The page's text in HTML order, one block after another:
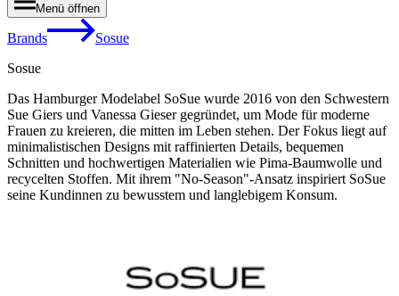
Menü öffnen
Brands
Sosue
Sosue
Das Hamburger Modelabel SoSue wurde 2016 von den Schwestern
Sue Giers und Vanessa Gieser gegründet, um Mode für moderne
Frauen zu kreieren, die mitten im Leben stehen. Der Fokus liegt auf
minimalistischen Designs mit raffinierten Details, bequemen
Schnitten und hochwertigen Materialien wie Pima-Baumwolle und
recycelten Stoffen. Mit ihrem "No-Season"-Ansatz inspiriert SoSue
seine Kundinnen zu bewusstem und langlebigem Konsum.